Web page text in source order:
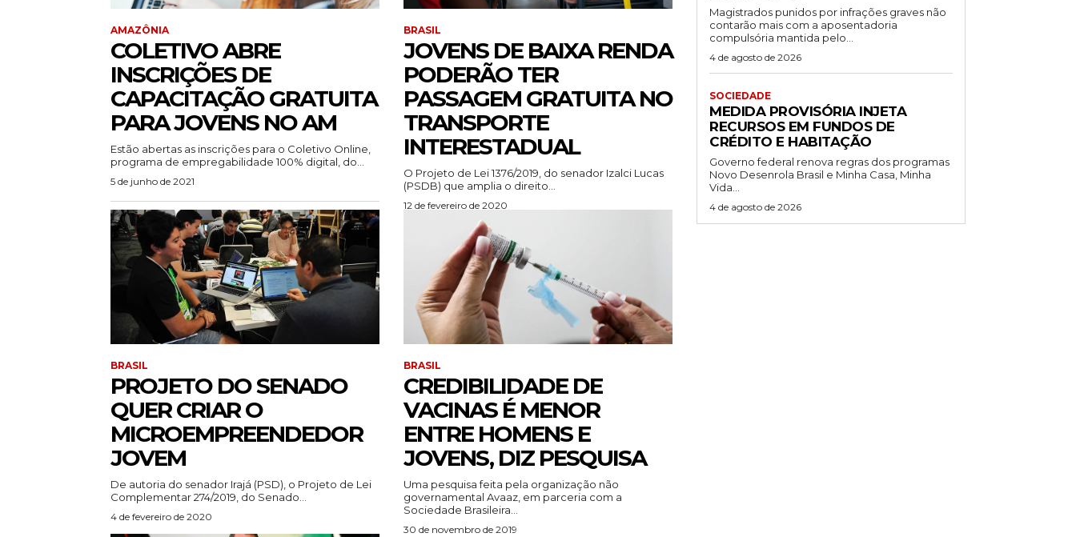
AMAZÔNIA
COLETIVO ABRE
INSCRIÇÕES DE
CAPACITAÇÃO GRATUITA
PARA JOVENS NO AM
Estão abertas as inscrições para o Coletivo Online,
programa de empregabilidade 100% digital, do...
5 de junho de 2021
BRASIL
JOVENS DE BAIXA RENDA
PODERÃO TER
PASSAGEM GRATUITA NO
TRANSPORTE
INTERESTADUAL
O Projeto de Lei 1376/2019, do senador Izalci Lucas
(PSDB) que amplia o direito...
12 de fevereiro de 2020
BRASIL
PROJETO DO SENADO
QUER CRIAR O
MICROEMPREENDEDOR
JOVEM
De autoria do senador Irajá (PSD), o Projeto de Lei
Complementar 274/2019, do Senado...
4 de fevereiro de 2020
BRASIL
CREDIBILIDADE DE
VACINAS É MENOR
ENTRE HOMENS E
JOVENS, DIZ PESQUISA
Uma pesquisa feita pela organização não
governamental Avaaz, em parceria com a
Sociedade Brasileira...
30 de novembro de 2019
Magistrados punidos por infrações graves não
contarão mais com a aposentadoria
compulsória mantida pelo...
4 de agosto de 2026
SOCIEDADE
MEDIDA PROVISÓRIA INJETA
RECURSOS EM FUNDOS DE
CRÉDITO E HABITAÇÃO
Governo federal renova regras dos programas
Novo Desenrola Brasil e Minha Casa, Minha
Vida...
4 de agosto de 2026